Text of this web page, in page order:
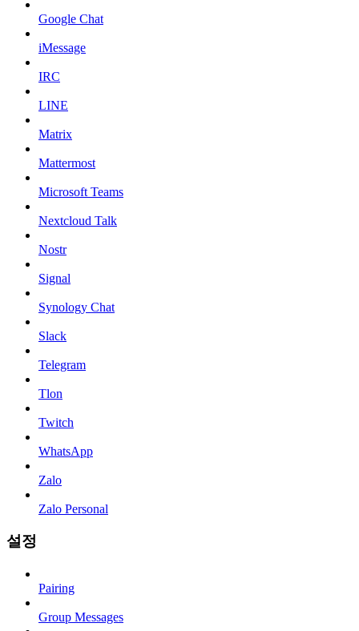
Google Chat
iMessage
IRC
LINE
Matrix
Mattermost
Microsoft Teams
Nextcloud Talk
Nostr
Signal
Synology Chat
Slack
Telegram
Tlon
Twitch
WhatsApp
Zalo
Zalo Personal
설정
Pairing
Group Messages